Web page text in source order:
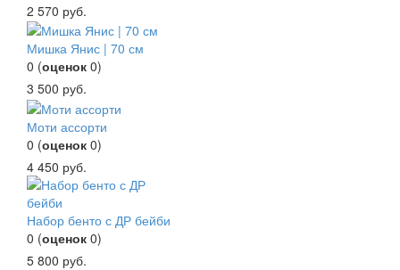
2 570 руб.
Мишка Янис | 70 см
0 (оценок 0)
3 500 руб.
Моти ассорти
0 (оценок 0)
4 450 руб.
Набор бенто с ДР бейби
0 (оценок 0)
5 800 руб.